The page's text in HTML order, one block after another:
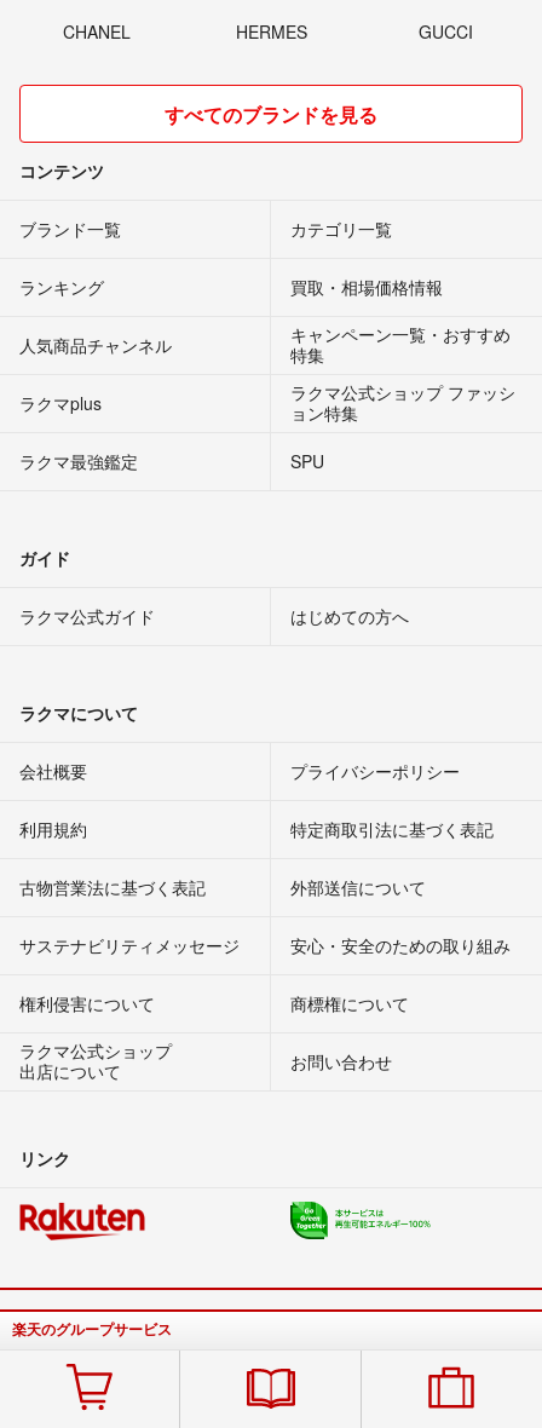
CHANEL HERMES GUCCI
すべてのブランドを見る
コンテンツ
ブランド一覧 カテゴリ一覧
ランキング 買取・相場価格情報
人気商品チャンネル
キャンペーン一覧・おすすめ
特集
ラクマplus
ラクマ公式ショップ ファッシ
ョン特集
ラクマ最強鑑定
SPU
ガイド
ラクマ公式ガイド はじめての方へ
ラクマについて
会社概要 プライバシーポリシー
利用規約 特定商取引法に基づく表記
古物営業法に基づく表記 外部送信について
サステナビリティメッセージ 安心・安全のための取り組み
権利侵害について
商標権について
ラクマ公式ショップ
出店について
お問い合わせ
リンク
楽天のグループサービス